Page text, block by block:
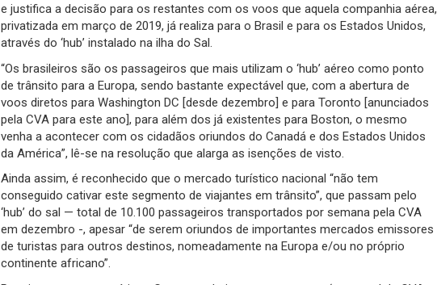
e justifica a decisão para os restantes com os voos que aquela companhia aérea,
privatizada em março de 2019, já realiza para o Brasil e para os Estados Unidos,
através do ‘hub’ instalado na ilha do Sal.
“Os brasileiros são os passageiros que mais utilizam o ‘hub’ aéreo como ponto
de trânsito para a Europa, sendo bastante expectável que, com a abertura de
voos diretos para Washington DC [desde dezembro] e para Toronto [anunciados
pela CVA para este ano], para além dos já existentes para Boston, o mesmo
venha a acontecer com os cidadãos oriundos do Canadá e dos Estados Unidos
da América”, lê-se na resolução que alarga as isenções de visto.
Ainda assim, é reconhecido que o mercado turístico nacional “não tem
conseguido cativar este segmento de viajantes em trânsito”, que passam pelo
‘hub’ do sal — total de 10.100 passageiros transportados por semana pela CVA
em dezembro -, apesar “de serem oriundos de importantes mercados emissores
de turistas para outros destinos, nomeadamente na Europa e/ou no próprio
continente africano”.